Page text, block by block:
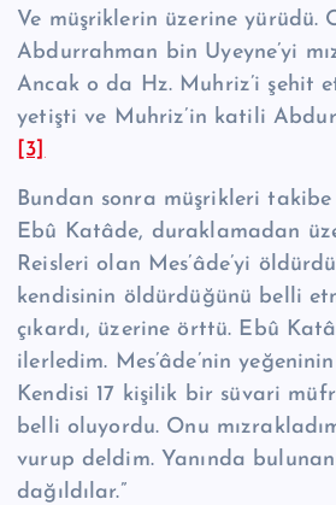
Ve müşriklerin üzerine yürüdü.
Abdurrahman bin Uyeyne’yi
An­cak o da Hz. Muhriz’i şehit
yetişti ve Muhriz’in katili
[3]
Bundan sonra müşrikleri
Ebû Katâde, duraklamadan
Reisleri olan Mes’âde’yi
kendisinin öl­dürdüğünü belli
çıkardı, üzerine örttü. Ebû
ilerledim. Mes’âde’nin
Kendisi 17 ki­şilik bir süvari
belli oluyordu. Onu
vurup deldim. Yanında
dağıldılar.”